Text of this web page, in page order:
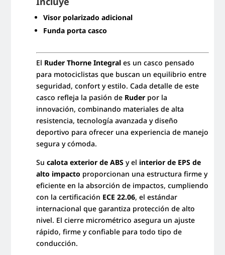
Visor polarizado adicional
Funda porta casco
El Ruder Thorne Integral es un casco pensado
para motociclistas que buscan un equilibrio entre
seguridad, confort y estilo. Cada detalle de este
casco refleja la pasión de Ruder por la
innovación, combinando materiales de alta
resistencia, tecnología avanzada y diseño
deportivo para ofrecer una experiencia de manejo
segura y cómoda.
Sucalota exterior de ABS y el interior de EPS de
alto impacto proporcionan una estructura firme y
eficiente en la absorción de impactos, cumpliendo
con la certificación ECE 22.06, el estándar
internacional que garantiza protección de alto
nivel. El cierre micrométrico asegura un ajuste
rápido, firme y confiable para todo tipo de
conducción.